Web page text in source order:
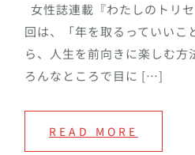
女性誌連載『わたしのトリ
回は、「年を取るっていいこ
ら、人生を前向きに楽しむ方
ろんなところで目に […]
READ MORE